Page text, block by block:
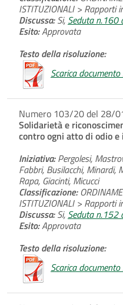
ISTITUZIONALI > Rapporti
Discussa:Si, Seduta
Esito:Approvata
Testo della risoluzione:
Scarica
Numero 103/20 del 28/
Solidarietà e
contro ogni atto di odio
Iniziativa:Pergolesi,
Fabbri, Busilacchi, Minardi,
Rapa, Giacinti, Micucci
Classificazione:
ISTITUZIONALI > Rapporti
Discussa:Si, Seduta
Esito:Approvata
Testo della risoluzione:
Scarica